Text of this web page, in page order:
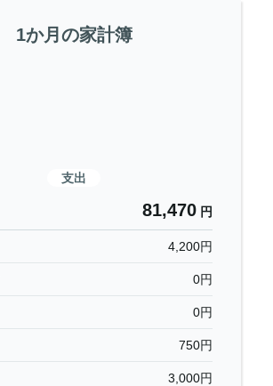
1か月の家計簿
支出
81,470 円
4,200円
0円
0円
750円
3,000円